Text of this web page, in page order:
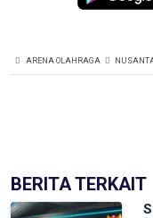
ARENA OLAHRAGA
BERITA TERKAIT